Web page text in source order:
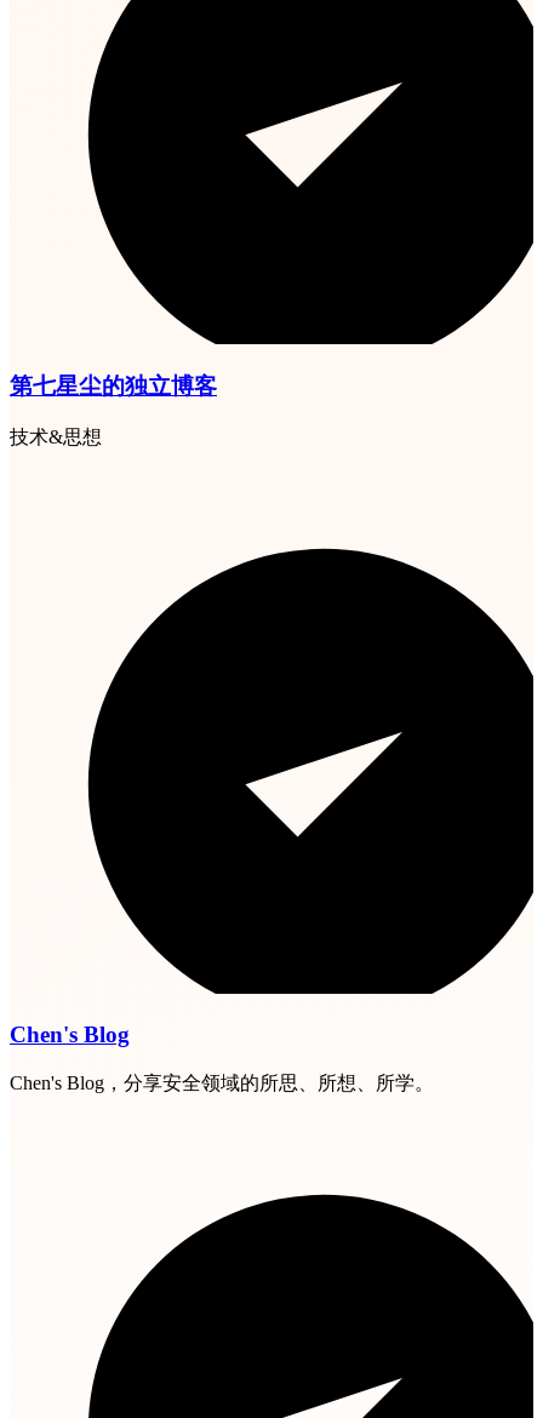
第七星尘的独立博客
技术&思想
Chen's Blog
Chen's Blog，分享安全领域的所思、所想、所学。